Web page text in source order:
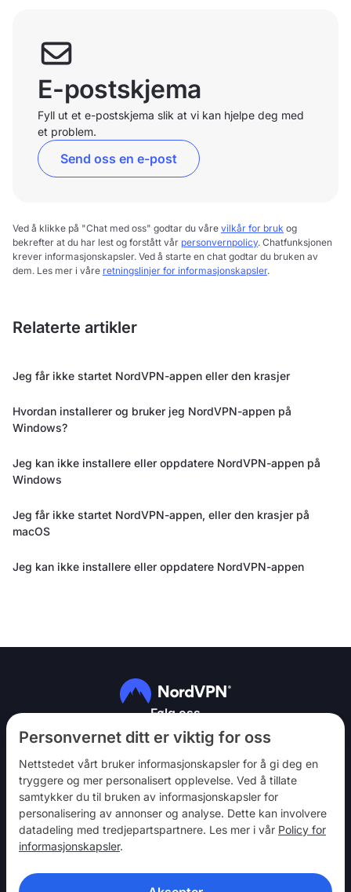
Personvernet ditt er viktig for oss
Nettstedet vårt bruker informasjonskapsler for å gi deg en
tryggere og mer personalisert opplevelse. Ved å tillate
samtykker du til bruken av informasjonskapsler for
personalisering av annonser og analyse. Dette kan involvere
datadeling med tredjepartspartnere. Les mer i vår Policy for
informasjonskapsler.
E-postskjema
Fyll ut et e-postskjema slik at vi kan hjelpe deg med
et problem.
Send oss en e-post
Ved å klikke på "Chat med oss" godtar du våre vilkår for bruk og
bekrefter at du har lest og forstått vår personvernpolicy. Chatfunksjonen
krever informasjonskapsler. Ved å starte en chat godtar du bruken av
dem. Les mer i våre retningslinjer for informasjonskapsler.
Relaterte artikler
Jeg får ikke startet NordVPN-appen eller den krasjer
Hvordan installerer og bruker jeg NordVPN-appen på
Windows?
Jeg kan ikke installere eller oppdatere NordVPN-appen på
Windows
Jeg får ikke startet NordVPN-appen, eller den krasjer på
macOS
Jeg kan ikke installere eller oppdatere NordVPN-appen
Følg oss
NordVPN
Bli med
Hjelp